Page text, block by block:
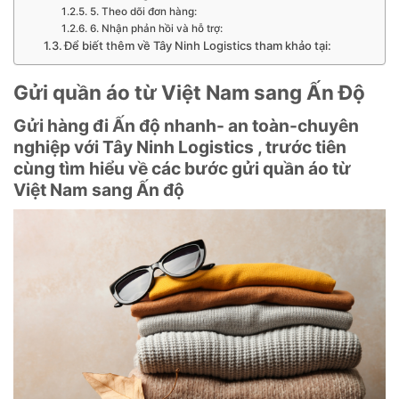
5. Theo dõi đơn hàng:
6. Nhận phản hồi và hỗ trợ:
Để biết thêm về Tây Ninh Logistics tham khảo tại:
Gửi quần áo từ Việt Nam sang Ấn Độ
Gửi hàng đi Ấn độ nhanh- an toàn-chuyên
nghiệp với Tây Ninh Logistics , trước tiên
cùng tìm hiểu về các bước gửi quần áo từ
Việt Nam sang Ấn độ